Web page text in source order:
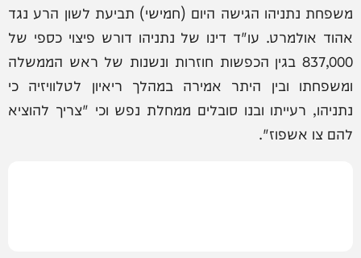
משפחת נתניהו הגישה היום (חמישי) תביעת לשון הרע נגד
אהוד אולמרט. עו"ד דינו של נתניהו דורש פיצוי כספי של
837,000 בגין הכפשות חוזרות ונשנות של ראש הממשלה
ומשפחתו ובין היתר אמירה במהלך ריאיון לטלוויזיה כי
נתניהו, רעייתו ובנו סובלים ממחלת נפש וכי "צריך להוציא
להם צו אשפוז".